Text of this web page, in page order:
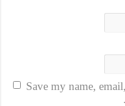
Save my name,